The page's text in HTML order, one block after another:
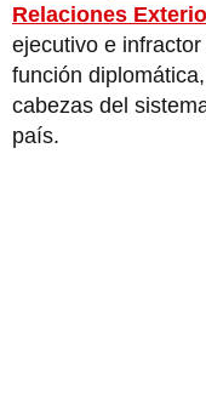
Relaciones
ejecutivo e
función
cabezas del
país.